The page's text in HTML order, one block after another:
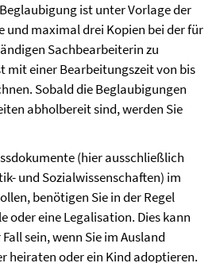
ist unter Vorlage der
und maximal drei Kopien bei der für
Sachbearbeiterin zu
mit einer Bearbeitungszeit von bis
Sobald die Beglaubigungen
abholbereit sind, werden Sie
(hier ausschließlich
und Sozialwissenschaften) im
benötigen Sie in der Regel
oder eine Legalisation. Dies kann
sein, wenn Sie im Ausland
heiraten oder ein Kind adoptieren.